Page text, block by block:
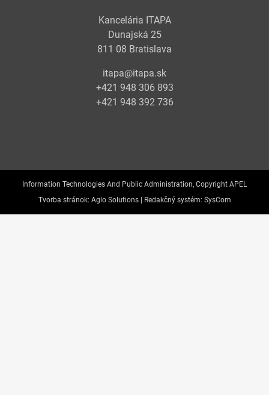
Kancelária ITAPA
Dunajská 25
811 08 Bratislava
itapa@itapa.sk
+421 948 306 893
+421 948 392 736
Information Technologies And Public Administration, Copyright APEL
Tvorba stránok: Aglo Solutions | Redakčný systém: SysCom